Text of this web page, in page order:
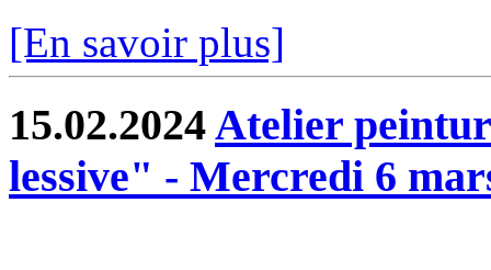
[En savoir plus]
15.02.2024Atelier
lessive" - Mercredi 6